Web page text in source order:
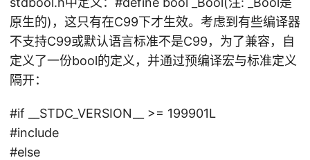
原生的)，这只有在C99下才生效。考虑到有些编译器
不支持C99或默认语言标准不是C99，为了兼容，自
定义了一份bool的定义，并通过预编译宏与标准定义
隔开：
#if __STDC_VERSION__ >= 199901L
#include
#else